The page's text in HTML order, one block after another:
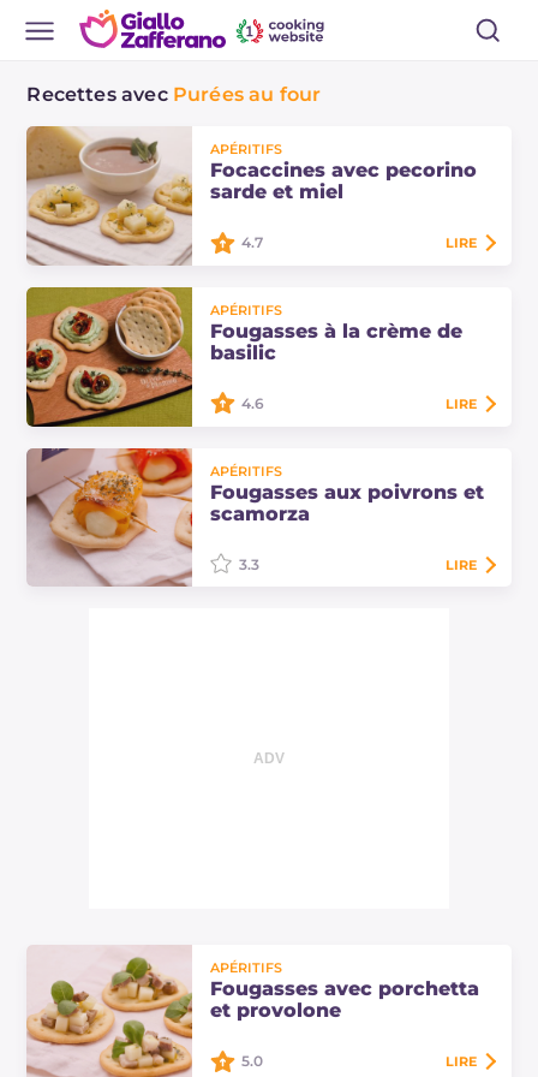
Recettes avec Purées au four
APÉRITIFS
Focaccines avec pecorino
sarde et miel
et miel d'arbousier sont de
délicieuses bouchées préparées
avec des ingrédients typiques de la
4.7 LIRE
APÉRITIFS
Fougasses à la crème de
basilic
sont des entrées préparées avec
une crème de robiola au basilic et
garnies de tomates cerises confites.
4.6 LIRE
APÉRITIFS
Fougasses aux poivrons et
scamorza
3.3 LIRE
APÉRITIFS
Fougasses avec porchetta
et provolone
5.0 LIRE